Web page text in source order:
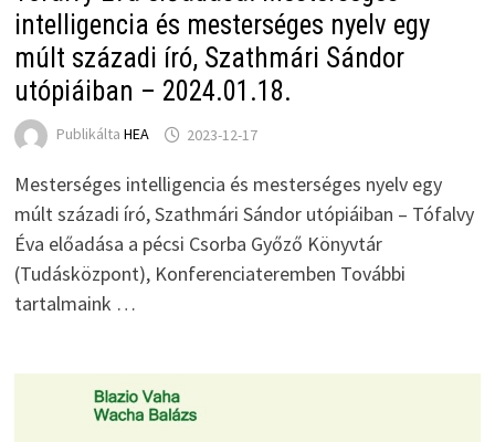
intelligencia és mesterséges nyelv egy
múlt századi író, Szathmári Sándor
utópiáiban – 2024.01.18.
Publikálta HEA 2023-12-17
Mesterséges intelligencia és mesterséges nyelv egy
múlt századi író, Szathmári Sándor utópiáiban – Tófalvy
Éva előadása a pécsi Csorba Győző Könyvtár
(Tudásközpont), Konferenciateremben További
tartalmaink …